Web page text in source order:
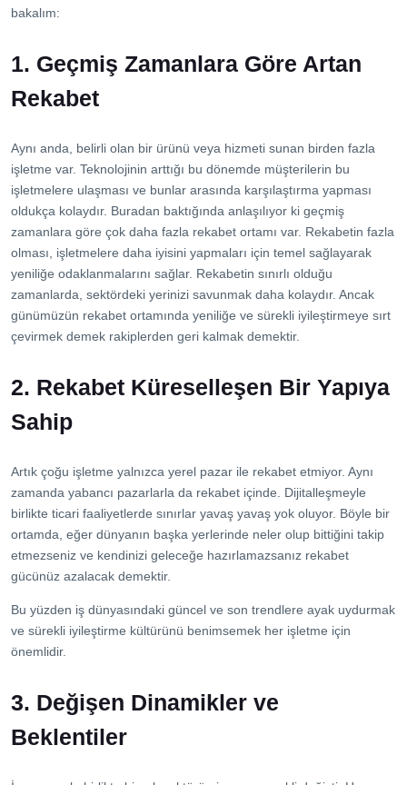
bakalım:
1. Geçmiş Zamanlara Göre Artan
Rekabet
Aynı anda, belirli olan bir ürünü veya hizmeti sunan birden fazla
işletme var. Teknolojinin arttığı bu dönemde müşterilerin bu
işletmelere ulaşması ve bunlar arasında karşılaştırma yapması
oldukça kolaydır. Buradan baktığında anlaşılıyor ki geçmiş
zamanlara göre çok daha fazla rekabet ortamı var. Rekabetin fazla
olması, işletmelere daha iyisini yapmaları için temel sağlayarak
yeniliğe odaklanmalarını sağlar. Rekabetin sınırlı olduğu
zamanlarda, sektördeki yerinizi savunmak daha kolaydır. Ancak
günümüzün rekabet ortamında yeniliğe ve sürekli iyileştirmeye sırt
çevirmek demek rakiplerden geri kalmak demektir.
2. Rekabet Küreselleşen Bir Yapıya
Sahip
Artık çoğu işletme yalnızca yerel pazar ile rekabet etmiyor. Aynı
zamanda yabancı pazarlarla da rekabet içinde. Dijitalleşmeyle
birlikte ticari faaliyetlerde sınırlar yavaş yavaş yok oluyor. Böyle bir
ortamda, eğer dünyanın başka yerlerinde neler olup bittiğini takip
etmezseniz ve kendinizi geleceğe hazırlamazsanız rekabet
gücünüz azalacak demektir.
Bu yüzden iş dünyasındaki güncel ve son trendlere ayak uydurmak
ve sürekli iyileştirme kültürünü benimsemek her işletme için
önemlidir.
3. Değişen Dinamikler ve
Beklentiler